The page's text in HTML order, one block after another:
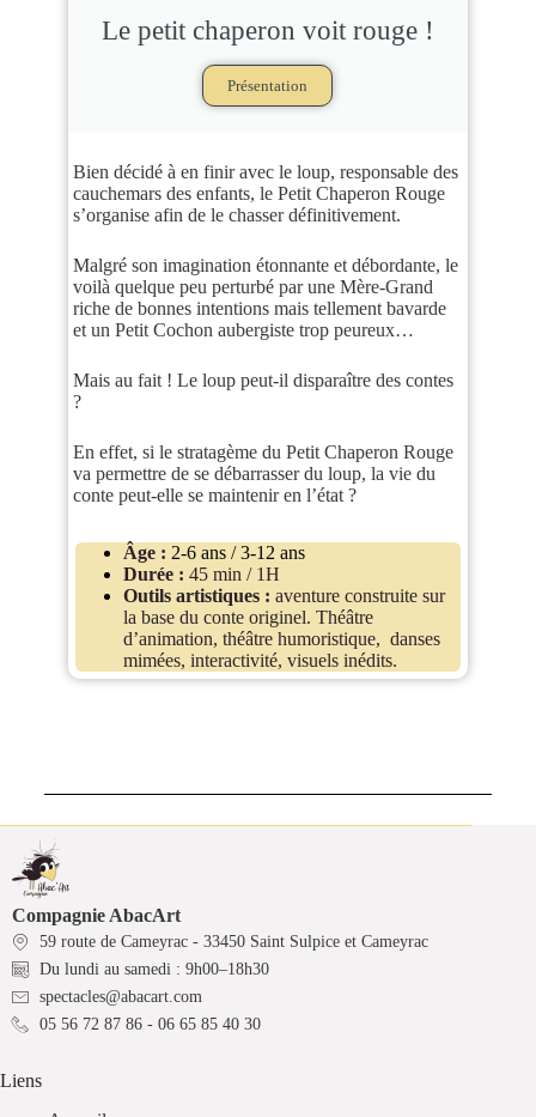
Le petit chaperon voit rouge !
Présentation
Bien décidé à en finir avec le loup, responsable des
cauchemars des enfants, le Petit Chaperon Rouge
s’organise afin de le chasser définitivement.
Malgré son imagination étonnante et débordante, le
voilà quelque peu perturbé par une Mère-Grand
riche de bonnes intentions mais tellement bavarde
et un Petit Cochon aubergiste trop peureux…
Mais au fait ! Le loup peut-il disparaître des contes
?
En effet, si le stratagème du Petit Chaperon Rouge
va permettre de se débarrasser du loup, la vie du
conte peut-elle se maintenir en l’état ?
Âge : 2-6 ans / 3-12 ans
Durée : 45 min / 1H
Outils artistiques : aventure construite sur
la base du conte originel. Théâtre
d’animation, théâtre humoristique, danses
mimées, interactivité, visuels inédits.
Compagnie AbacArt
59 route de Cameyrac - 33450 Saint Sulpice et Cameyrac
Du lundi au samedi : 9h00–18h30
spectacles@abacart.com
05 56 72 87 86 - 06 65 85 40 30
Liens